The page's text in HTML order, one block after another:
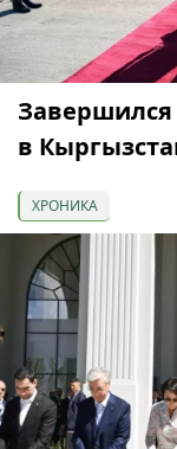
в
ХРОНИКА